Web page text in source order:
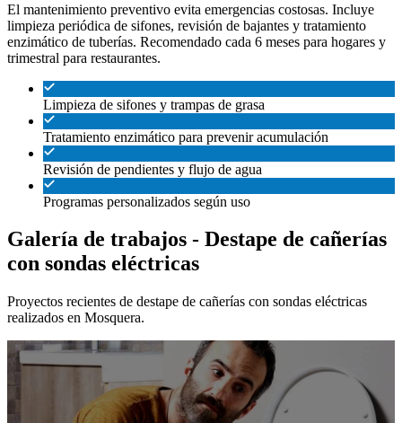
El mantenimiento preventivo evita emergencias costosas. Incluye
limpieza periódica de sifones, revisión de bajantes y tratamiento
enzimático de tuberías. Recomendado cada 6 meses para hogares y
trimestral para restaurantes.
Limpieza de sifones y trampas de grasa
Tratamiento enzimático para prevenir acumulación
Revisión de pendientes y flujo de agua
Programas personalizados según uso
Galería de trabajos - Destape de cañerías
con sondas eléctricas
Proyectos recientes de destape de cañerías con sondas eléctricas
realizados en Mosquera.